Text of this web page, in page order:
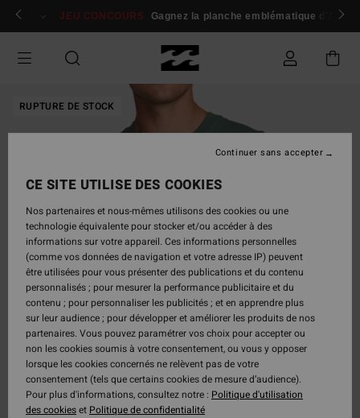
Passer
Se connecter / s'inscrire
JEU CONCOURS Gagnez la planche emblématique d'Andy
RUPTURE DE STOCK
CE SITE UTILISE DES COOKIES
Nos partenaires et nous-mêmes utilisons des cookies ou une
technologie équivalente pour stocker et/ou accéder à des
informations sur votre appareil. Ces informations personnelles
(comme vos données de navigation et votre adresse IP) peuvent
être utilisées pour vous présenter des publications et du contenu
personnalisés ; pour mesurer la performance publicitaire et du
contenu ; pour personnaliser les publicités ; et en apprendre plus
sur leur audience ; pour développer et améliorer les produits de nos
partenaires. Vous pouvez paramétrer vos choix pour accepter ou
non les cookies soumis à votre consentement, ou vous y opposer
lorsque les cookies concernés ne relèvent pas de votre
consentement (tels que certains cookies de mesure d’audience).
Pour plus d'informations, consultez notre : Politique d'utilisation
des cookieset Politique de confidentialité
Continuer sans accepter